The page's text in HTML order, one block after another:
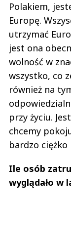
Polakiem,
Europę.
utrzymać
jest ona
wolność w
wszystko, co
również na
przy życiu.
chcemy
bardzo ciężko
Ile osób
wyglądało w